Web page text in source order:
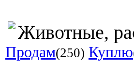
Животные,
Продам(250) Куплю